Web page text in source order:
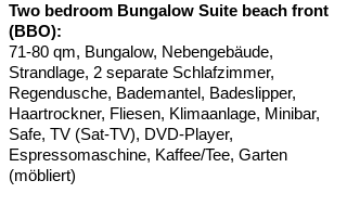
Two bedroom Bungalow Suite beach front
(BBO):
71-80 qm, Bungalow, Nebengebäude,
Strandlage, 2 separate Schlafzimmer,
Regendusche, Bademantel, Badeslipper,
Haartrockner, Fliesen, Klimaanlage, Minibar,
Safe, TV (Sat-TV), DVD-Player,
Espressomaschine, Kaffee/Tee, Garten
(möbliert)